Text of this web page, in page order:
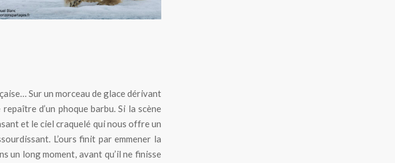
Sur un morceau de glace dérivant
d’un phoque barbu. Si la scène
et le ciel craquelé qui nous offre un
L’ours finit par emmener la
un long moment, avant qu’il ne finisse